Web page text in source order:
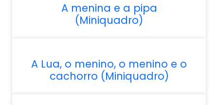
A menina e a pipa
(Miniquadro)
A Lua, o menino, o menino e o
cachorro (Miniquadro)